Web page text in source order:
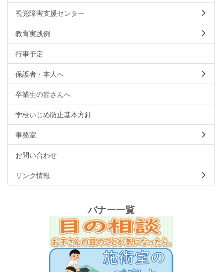
視覚障害支援センター
教育実践例
行事予定
保護者・本人へ
卒業生の皆さんへ
学校いじめ防止基本方針
事務室
お問い合わせ
リンク情報
バナー一覧